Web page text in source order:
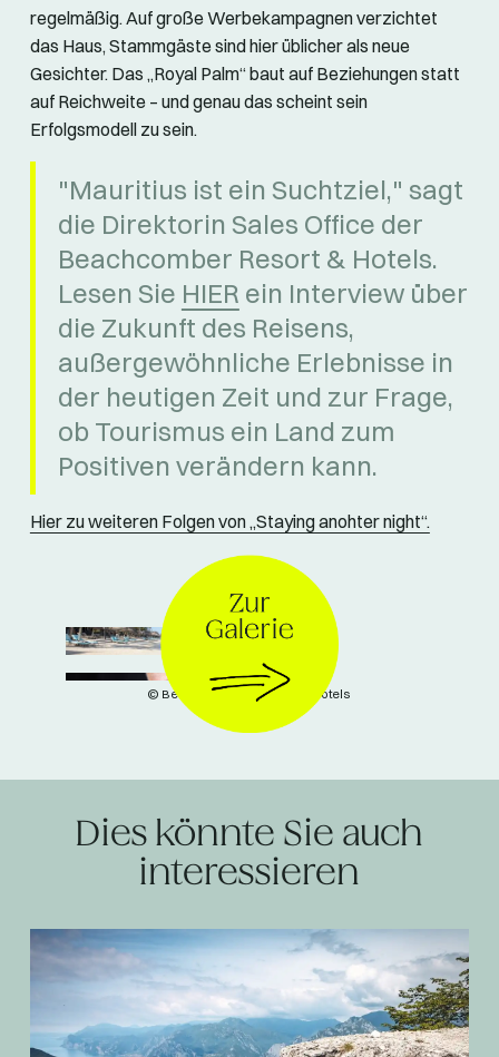
regelmäßig. Auf große Werbekampagnen verzichtet
das Haus, Stammgäste sind hier üblicher als neue
Gesichter. Das „Royal Palm“ baut auf Beziehungen statt
auf Reichweite – und genau das scheint sein
Erfolgsmodell zu sein.
"Mauritius ist ein Suchtziel," sagt
die Direktorin Sales Office der
Beachcomber Resort & Hotels.
Lesen Sie HIER ein Interview über
die Zukunft des Reisens,
außergewöhnliche Erlebnisse in
der heutigen Zeit und zur Frage,
ob Tourismus ein Land zum
Positiven verändern kann.
Hier zu weiteren Folgen von „Staying anohter night“.
© Beachcomber Resorts & Hotels
Dies könnte Sie auch
interessieren